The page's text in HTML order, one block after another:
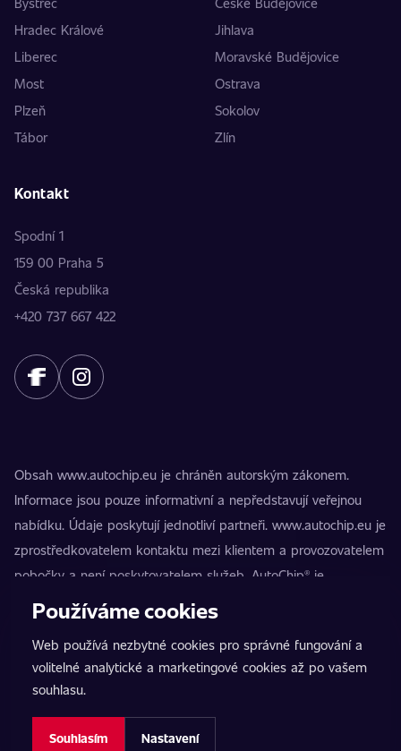
Hradec Králové
Jihlava
Liberec
Moravské Budějovice
Most
Ostrava
Plzeň
Sokolov
Tábor
Zlín
Kontakt
Spodní 1
159 00 Praha 5
Česká republika
+420 737 667 422
Obsah www.autochip.eu je chráněn autorským zákonem.
Informace jsou pouze informativní a nepředstavují veřejnou
nabídku. Údaje poskytují jednotliví partneři. www.autochip.eu je
zprostředkovatelem kontaktu mezi klientem a provozovatelem
pobočky a není poskytovatelem služeb. AutoChip® je
registrovaná ochranná známka Petra Kučery. Úpravy, které
nezpůsobilosti vozidla k provozu na pozemních komunikacích.
Přesné informace poskytuje vždy konkrétní provozovatel
pobočky.
Nastavení cookies
Používáme cookies
Web používá nezbytné cookies pro správné fungování a
volitelné analytické a marketingové cookies až po vašem
souhlasu.
Souhlasím Nastavení